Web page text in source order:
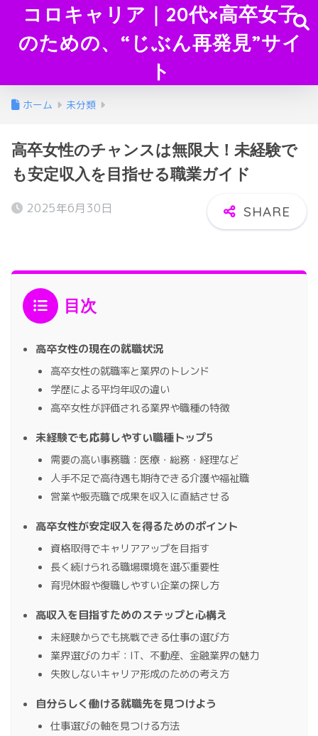
コロキャリア｜20代×高卒女子
のための、“じぶん再発見”サイ
ト
ホーム 未分類
高卒女性のチャンスは無限大！未経験で
も安定収入を目指せる職業ガイド
2025年6月30日
目次
高卒女性の現在の就職状況
高卒女性の就職率と業界のトレンド
学歴による平均年収の違い
高卒女性が評価される業界や職種の特徴
未経験でも応募しやすい職種トップ5
需要の高い事務職：医療・総務・経理など
人手不足で高待遇も期待できる介護や福祉職
営業や販売職で成果を収入に直結させる
高卒女性が安定収入を得るためのポイント
資格取得でキャリアアップを目指す
長く続けられる職場環境を選ぶ重要性
育児休暇や復職しやすい企業の探し方
高収入を目指すためのステップと心構え
未経験からでも挑戦できる仕事の選び方
業界選びのカギ：IT、不動産、金融業界の魅力
失敗しないキャリア形成のための考え方
自分らしく働ける就職先を見つけよう
仕事選びの軸を見つける方法